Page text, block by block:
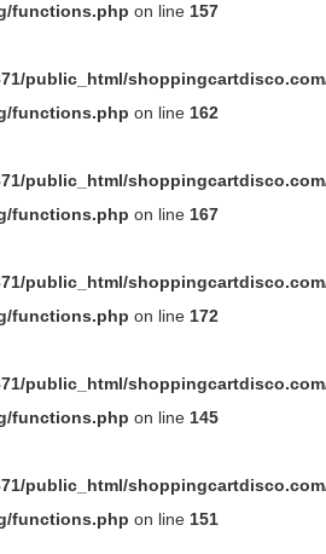
functions.php on line 157
public_html/
functions.php on line 162
public_html/
functions.php on line 167
public_html/
functions.php on line 172
public_html/
functions.php on line 145
public_html/
functions.php on line 151